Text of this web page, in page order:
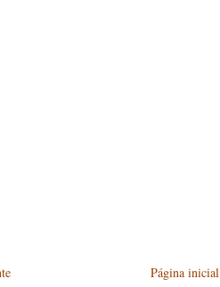
Página inicial